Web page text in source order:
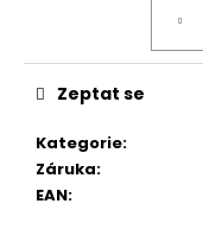
Kategorie:
Záruka:
EAN:
Zeptat se